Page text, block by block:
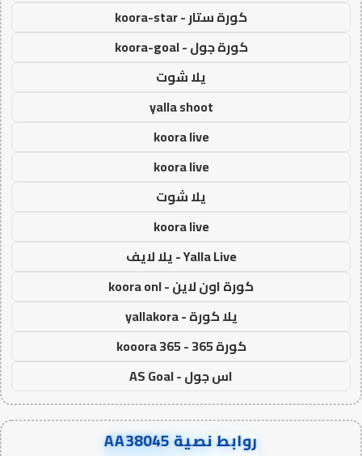
كورة ستار - koora-star
كورة جول - koora-goal
يلا شوت
yalla shoot
koora live
koora live
يلا شوت
koora live
Yalla Live - يلا لايف
كورة اون لاين - koora onl
يلا كورة - yallakora
كورة 365 - kooora 365
اس جول - AS Goal
روابط نصية AA38045